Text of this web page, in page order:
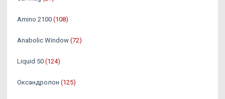
Amino 2100 (108)
Anabolic Window (72)
Liquid 50 (124)
Оксандролон (125)